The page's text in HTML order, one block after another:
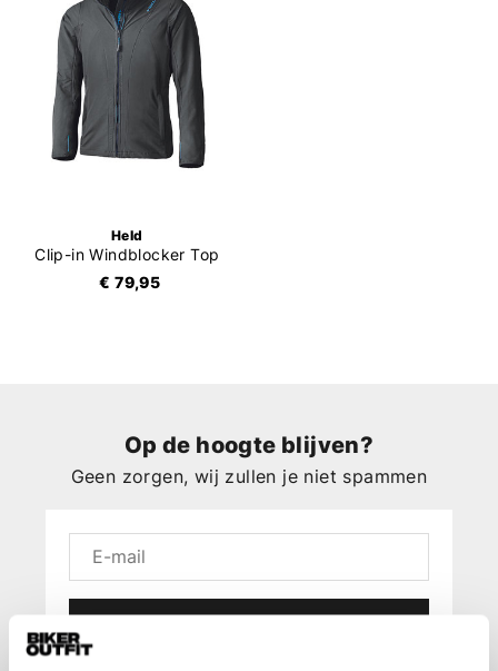
Held
Clip-in Windblocker Top
€ 79,95
Op de hoogte blijven?
Geen zorgen, wij zullen je niet spammen